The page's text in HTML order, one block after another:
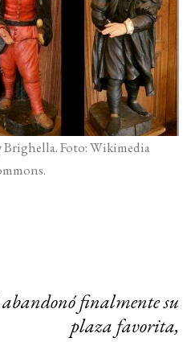
Foto: Wikimedia
finalmente su
plaza favorita,